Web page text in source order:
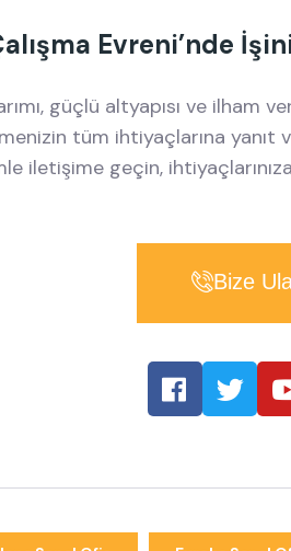
Evreni’nde
güçlü altyapısı ve ilham
tüm ihtiyaçlarına yanıt
iletişime geçin,
Bize